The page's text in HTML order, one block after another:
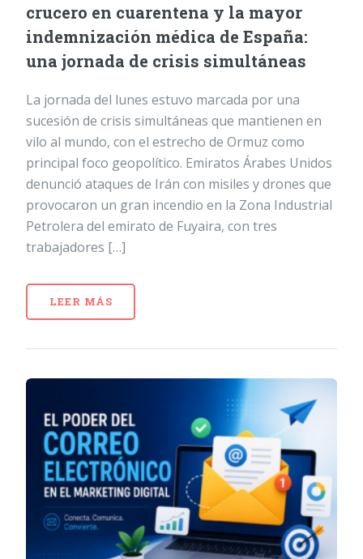
crucero en cuarentena y la mayor
indemnización médica de España:
una jornada de crisis simultáneas
La jornada del lunes estuvo marcada por una
sucesión de crisis simultáneas que mantienen en
vilo al mundo, con el estrecho de Ormuz como
principal foco geopolítico. Emiratos Árabes Unidos
denunció ataques de Irán con misiles y drones que
provocaron un gran incendio en la Zona Industrial
Petrolera del emirato de Fuyaira, con tres
trabajadores […]
LEER MÁS